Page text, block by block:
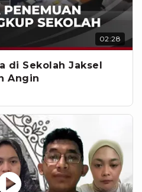
02:28
di Sekolah Jaksel
Angin